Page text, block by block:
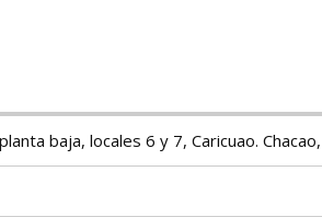
baja, locales 6 y 7, Caricuao.